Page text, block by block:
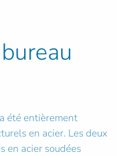
été entièrement
en acier. Les deux
en acier soudées